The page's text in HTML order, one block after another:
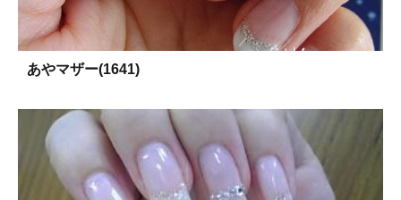
あやマザー(1641)